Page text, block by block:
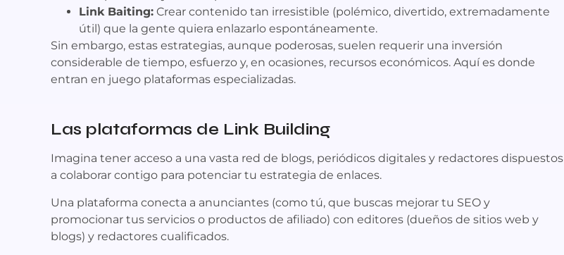
Link Baiting: Crear contenido tan irresistible (polémico, divertido, extremadamente
útil) que la gente quiera enlazarlo espontáneamente.
Sin embargo, estas estrategias, aunque poderosas, suelen requerir una inversión
considerable de tiempo, esfuerzo y, en ocasiones, recursos económicos. Aquí es donde
entran en juego plataformas especializadas.
Las plataformas de Link Building
Imagina tener acceso a una vasta red de blogs, periódicos digitales y redactores dispuestos
a colaborar contigo para potenciar tu estrategia de enlaces.
Una plataforma conecta a anunciantes (como tú, que buscas mejorar tu SEO y
promocionar tus servicios o productos de afiliado) con editores (dueños de sitios web y
blogs) y redactores cualificados.